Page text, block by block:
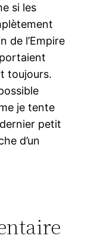
si les
de l’Empire
toujours.
je tente
petit
d’un